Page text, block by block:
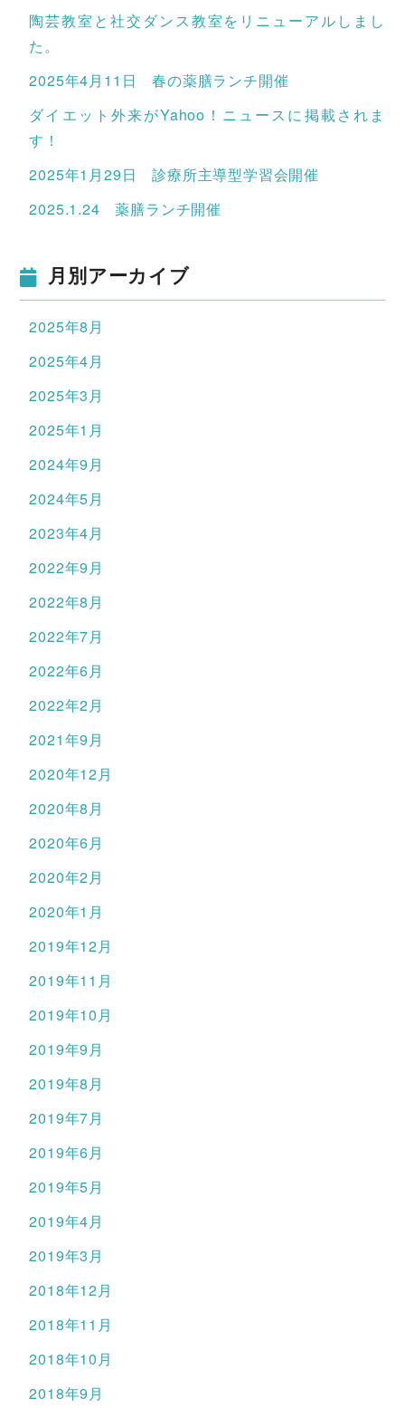
陶芸教室と社交ダンス教室をリニューアルしまし
た。
2025年4月11日 春の薬膳ランチ開催
ダイエット外来がYahoo！ニュースに掲載されま
す！
2025年1月29日 診療所主導型学習会開催
2025.1.24 薬膳ランチ開催
月別アーカイブ
2025年8月
2025年4月
2025年3月
2025年1月
2024年9月
2024年5月
2023年4月
2022年9月
2022年8月
2022年7月
2022年6月
2022年2月
2021年9月
2020年12月
2020年8月
2020年6月
2020年2月
2020年1月
2019年12月
2019年11月
2019年10月
2019年9月
2019年8月
2019年7月
2019年6月
2019年5月
2019年4月
2019年3月
2018年12月
2018年11月
2018年10月
2018年9月